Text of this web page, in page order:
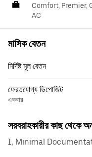
Comfort, Premier,
AC
মাসিক বেতন
নির্দিষ্ট মূল বেতন
ফেরতযোগ্য ডিপোজিট
একবার
সরবরাহকারীর কাছ থেকে
1, Minimal